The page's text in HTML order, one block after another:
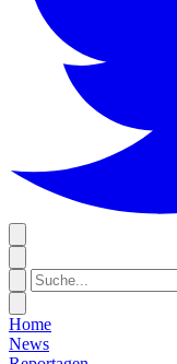
Home
News